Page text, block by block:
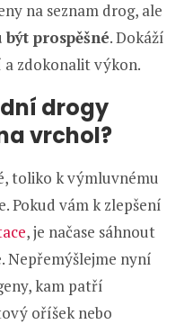
na seznam drog, ale
prospěšné. Dokáží
zdokonalit výkon.
drogy
vrchol?
toliko k výmluvnému
Pokud vám k zlepšení
, je načase sáhnout
Nepřemýšlejme nyní
kam patří
oříšek nebo